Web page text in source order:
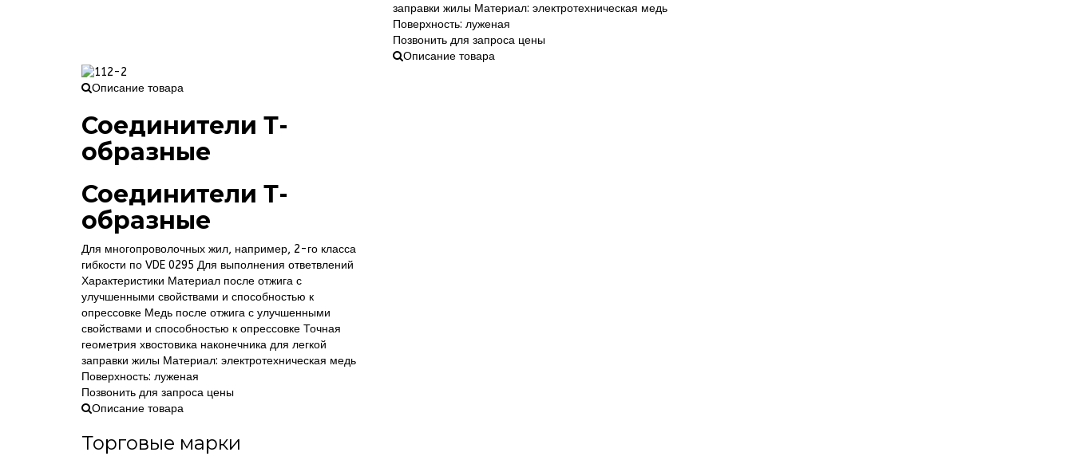
заправки жилы Материал: электротехническая медь
Поверхность: луженая
Позвонить для запроса цены
Описание товара
Описание товара
Соединители Т-
образные
Соединители Т-
образные
Для многопроволочных жил, например, 2-го класса
гибкости по VDE 0295 Для выполнения ответвлений
Характеристики Материал после отжига с
улучшенными свойствами и способностью к
опрессовке Медь после отжига с улучшенными
свойствами и способностью к опрессовке Точная
геометрия хвостовика наконечника для легкой
заправки жилы Материал: электротехническая медь
Поверхность: луженая
Позвонить для запроса цены
Описание товара
Торговые марки